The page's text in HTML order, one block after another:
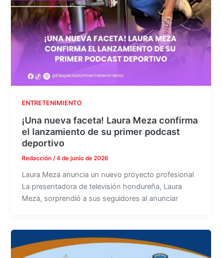
ENTRETENIMIENTO
¡Una nueva faceta! Laura Meza confirma
el lanzamiento de su primer podcast
deportivo
Redacción /4 de junio de 2026
Laura Meza anuncia un nuevo proyecto profesional
La presentadora de televisión hondureña, Laura
Meza, sorprendió a sus seguidores al anunciar